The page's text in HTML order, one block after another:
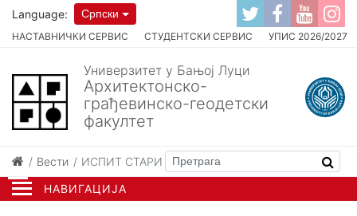
НАВИГАЦИЈА
НАСТАВНИЧКИ СЕРВИС СТУДЕНТСКИ СЕРВИС УПИС 2026/2027
Language: Српски
Универзитет у Бањој Луци
Архитектонско-
грађевинско-геодетски
факултет
Вести ИСПИТ СТАРИ И НОВИ ВИЈЕК, УТОРАК 08:00